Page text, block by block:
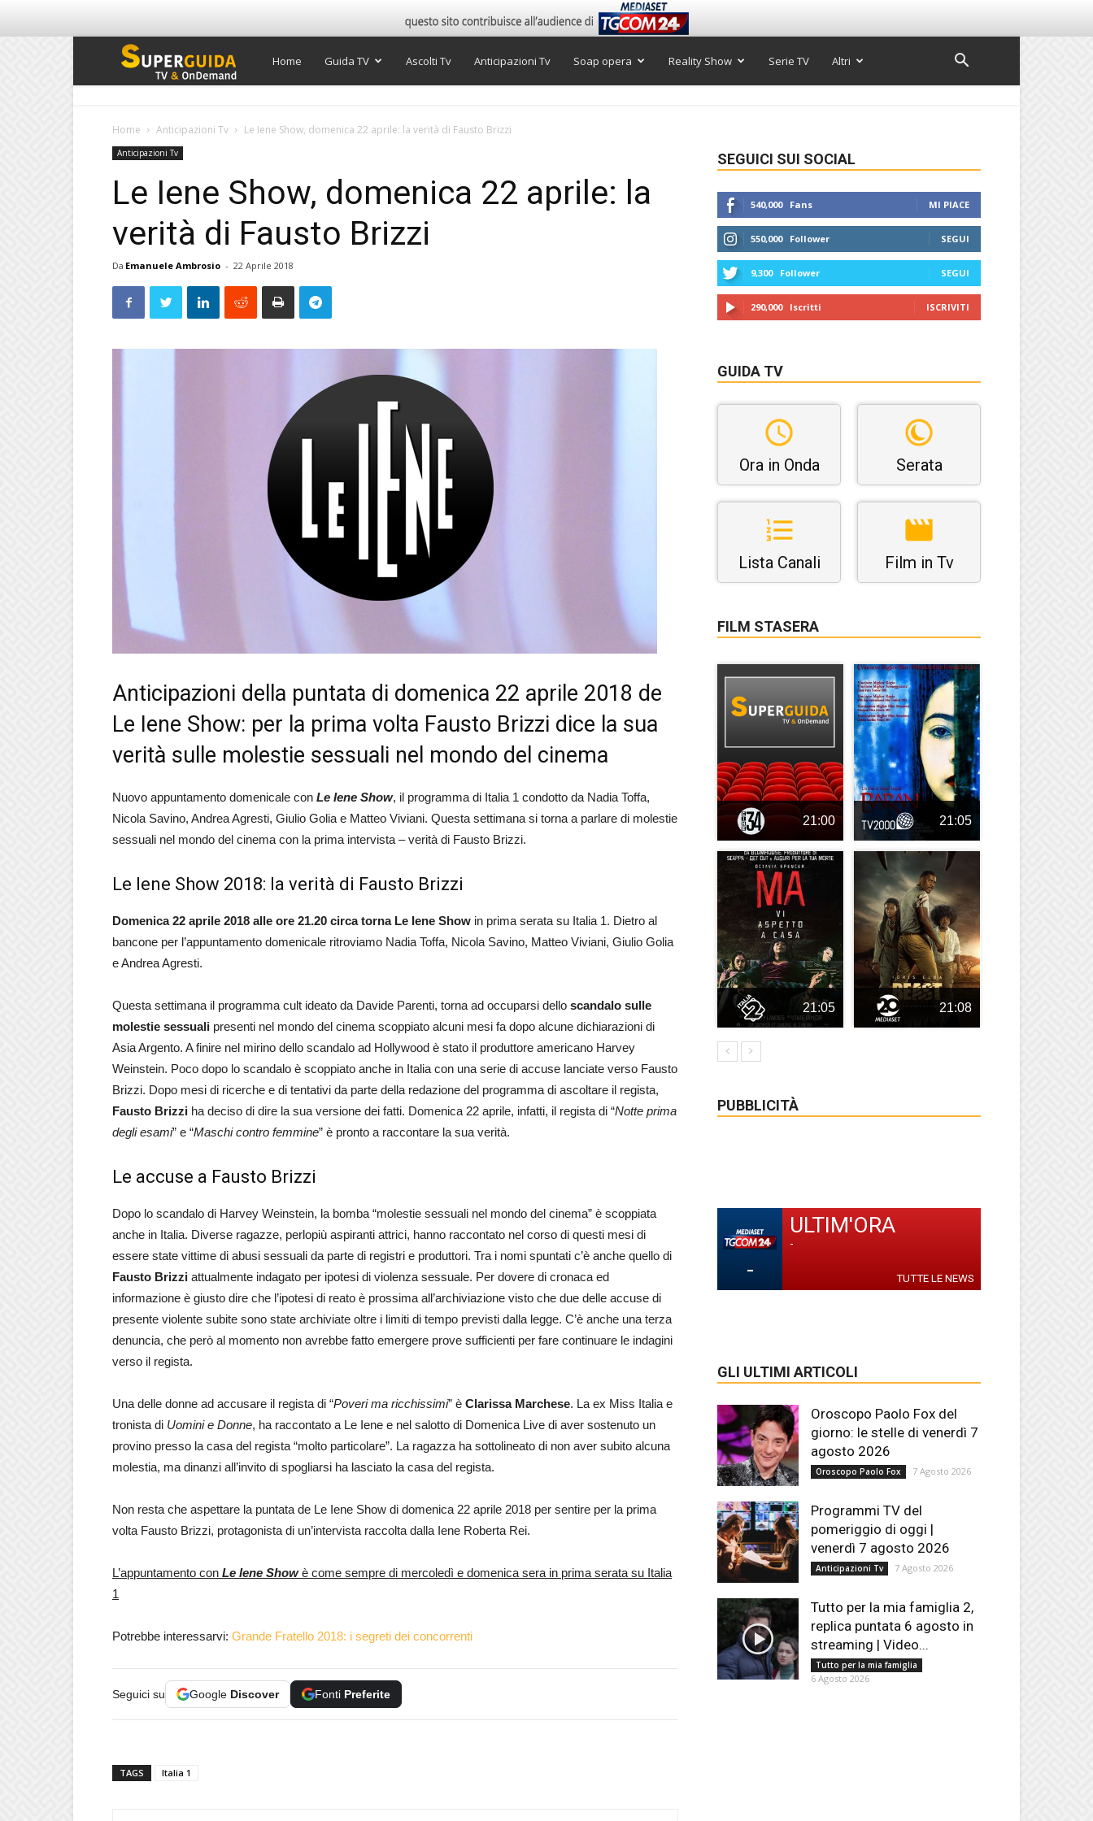
Super
Home Guida TV Ascolti Tv Anticipazioni Tv Soap opera Reality Show Serie TV Altri
Home Anticipazioni Tv Le Iene Show, domenica 22 aprile: la verità di Fausto Brizzi
Anticipazioni Tv
Le Iene Show, domenica 22 aprile: la
verità di Fausto Brizzi
Da Emanuele Ambrosio - 22 Aprile 2018
Anticipazioni della puntata di domenica 22 aprile 2018 de
Le Iene Show: per la prima volta Fausto Brizzi dice la sua
verità sulle molestie sessuali nel mondo del cinema
Nuovo appuntamento domenicale con Le Iene Show, il programma di Italia 1 condotto da Nadia Toffa,
Nicola Savino, Andrea Agresti, Giulio Golia e Matteo Viviani. Questa settimana si torna a parlare di molestie
sessuali nel mondo del cinema con la prima intervista – verità di Fausto Brizzi.
Le Iene Show 2018: la verità di Fausto Brizzi
Domenica 22 aprile 2018 alle ore 21.20 circa torna Le Iene Show in prima serata su Italia 1. Dietro al
bancone per l’appuntamento domenicale ritroviamo Nadia Toffa, Nicola Savino, Matteo Viviani, Giulio Golia
e Andrea Agresti.
Questa settimana il programma cult ideato da Davide Parenti, torna ad occuparsi dello scandalo sulle
molestie sessuali presenti nel mondo del cinema scoppiato alcuni mesi fa dopo alcune dichiarazioni di
Asia Argento. A finire nel mirino dello scandalo ad Hollywood è stato il produttore americano Harvey
Weinstein. Poco dopo lo scandalo è scoppiato anche in Italia con una serie di accuse lanciate verso Fausto
Brizzi. Dopo mesi di ricerche e di tentativi da parte della redazione del programma di ascoltare il regista,
Fausto Brizzi ha deciso di dire la sua versione dei fatti. Domenica 22 aprile, infatti, il regista di “Notte prima
degli esami” e “Maschi contro femmine” è pronto a raccontare la sua verità.
Le accuse a Fausto Brizzi
Dopo lo scandalo di Harvey Weinstein, la bomba “molestie sessuali nel mondo del cinema” è scoppiata
anche in Italia. Diverse ragazze, perlopiù aspiranti attrici, hanno raccontato nel corso di questi mesi di
essere state vittime di abusi sessuali da parte di registri e produttori. Tra i nomi spuntati c’è anche quello di
Fausto Brizzi attualmente indagato per ipotesi di violenza sessuale. Per dovere di cronaca ed
informazione è giusto dire che l’ipotesi di reato è prossima all’archiviazione visto che due delle accuse di
presente violente subite sono state archiviate oltre i limiti di tempo previsti dalla legge. C’è anche una terza
denuncia, che però al momento non avrebbe fatto emergere prove sufficienti per fare continuare le indagini
verso il regista.
Una delle donne ad accusare il regista di “Poveri ma ricchissimi” è Clarissa Marchese. La ex Miss Italia e
tronista di Uomini e Donne, ha raccontato a Le Iene e nel salotto di Domenica Live di aver sostenuto un
provino presso la casa del regista “molto particolare”. La ragazza ha sottolineato di non aver subito alcuna
molestia, ma dinanzi all’invito di spogliarsi ha lasciato la casa del regista.
Non resta che aspettare la puntata de Le Iene Show di domenica 22 aprile 2018 per sentire per la prima
volta Fausto Brizzi, protagonista di un’intervista raccolta dalla Iene Roberta Rei.
L’appuntamento con Le Iene Showè come sempre di mercoledì e domenica sera in prima serata su Italia
1
Potrebbe interessarvi: Grande Fratello 2018: i segreti dei concorrenti
Seguici su Google Discover Fonti Preferite
TAGS Italia 1
SEGUICI SUI SOCIAL
540,000 Fans MI PIACE
550,000 Follower SEGUI
9,300 Follower SEGUI
290,000 Iscritti ISCRIVITI
GUIDA TV
Ora in Onda Serata
Lista Canali Film in Tv
FILM STASERA
21:00 21:05
21:05 21:08
PUBBLICITÀ
-
ULTIM'ORA
-
TUTTE LE NEWS
GLI ULTIMI ARTICOLI
Oroscopo Paolo Fox del
giorno: le stelle di venerdì 7
agosto 2026
Oroscopo Paolo Fox 7 Agosto 2026
Programmi TV del
pomeriggio di oggi |
venerdì 7 agosto 2026
Anticipazioni Tv 7 Agosto 2026
Tutto per la mia famiglia 2,
replica puntata 6 agosto in
streaming | Video...
Tutto per la mia famiglia
6 Agosto 2026